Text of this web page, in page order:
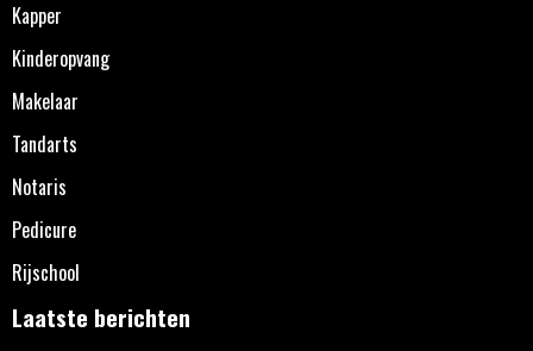
Kapper
Kinderopvang
Makelaar
Tandarts
Notaris
Pedicure
Rijschool
Laatste berichten